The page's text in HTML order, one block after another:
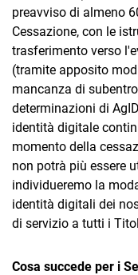
Email Marketing
Fatturazione
Financial Solutions
HR
Trust Services
TeamSystem
TeamSystem Store
preavviso di almeno
Cessazione, con le
trasferimento verso
(tramite apposito
mancanza di
determinazioni di
identità digitale
momento della
non potrà più essere
individueremo la
identità digitali dei
di servizio a tutti i
Cosa succede per i